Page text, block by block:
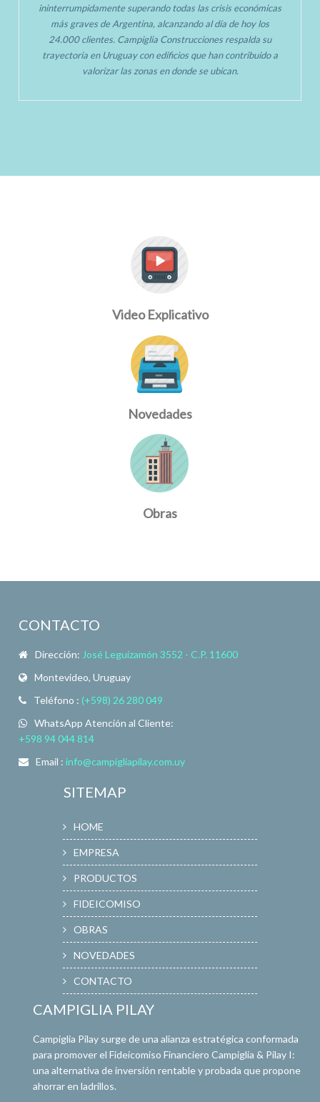
ininterrumpidamente superando todas las crisis económicas
más graves de Argentina, alcanzando al día de hoy los
24.000 clientes. Campiglia Construcciones respalda su
trayectoria en Uruguay con edificios que han contribuido a
valorizar las zonas en donde se ubican.
Video Explicativo
Novedades
Obras
CONTACTO
Dirección: José Leguizamón 3552 - C.P. 11600
Montevideo, Uruguay
Teléfono : (+598) 26 280 049
WhatsApp Atención al Cliente:
+598 94 044 814
Email :info@campigliapilay.com.uy
SITEMAP
HOME
EMPRESA
PRODUCTOS
FIDEICOMISO
OBRAS
NOVEDADES
CONTACTO
CAMPIGLIA PILAY
Campiglia Pilay surge de una alianza estratégica conformada
para promover el Fideicomiso Financiero Campiglia & Pilay I:
una alternativa de inversión rentable y probada que propone
ahorrar en ladrillos.